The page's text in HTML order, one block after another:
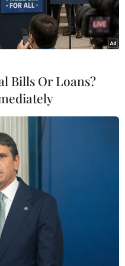
tại cửa hàng ở Bhopal,
TTXVN)
mức cao kỷ lục đã
vọng về một mùa lễ
Ấn Độ.
Bills Or Loans?